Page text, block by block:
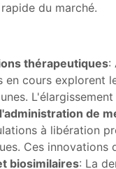
du marché.
thérapeutiques:
en cours explorent
de
à libération
Ces
biosimilaires: La